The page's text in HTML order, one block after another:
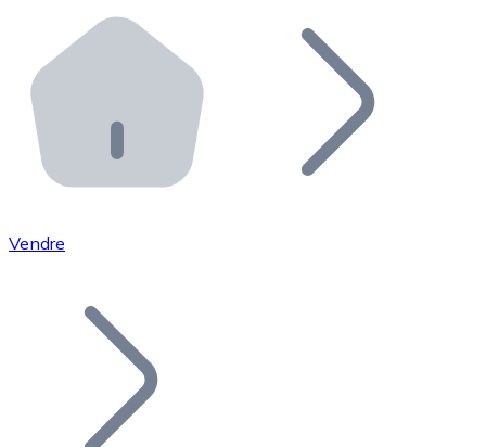
Distributeurs automatiques Bitnovo
Intégrez un ATM Bitnovo dans votre entreprise et
API Bitnovo
Intégrez notre API dans votre écosystème.
Rejoignez notre réseau de distributeurs et
Ajoutez le token de votre projet à notre service
Vendre